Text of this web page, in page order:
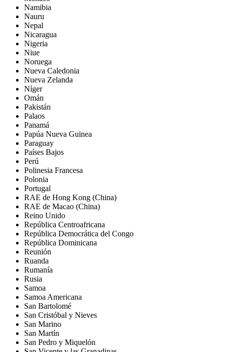
Namibia
Nauru
Nepal
Nicaragua
Nigeria
Niue
Noruega
Nueva Caledonia
Nueva Zelanda
Níger
Omán
Pakistán
Palaos
Panamá
Papúa Nueva Guinea
Paraguay
Países Bajos
Perú
Polinesia Francesa
Polonia
Portugal
RAE de Hong Kong (China)
RAE de Macao (China)
Reino Unido
República Centroafricana
República Democrática del Congo
República Dominicana
Reunión
Ruanda
Rumanía
Rusia
Samoa
Samoa Americana
San Bartolomé
San Cristóbal y Nieves
San Marino
San Martín
San Pedro y Miquelón